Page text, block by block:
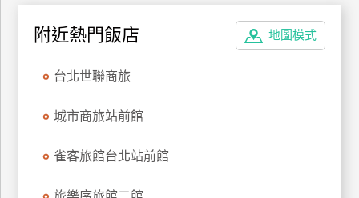
地圖模式
附近熱門飯店
台北世聯商旅
城市商旅站前館
雀客旅館台北站前館